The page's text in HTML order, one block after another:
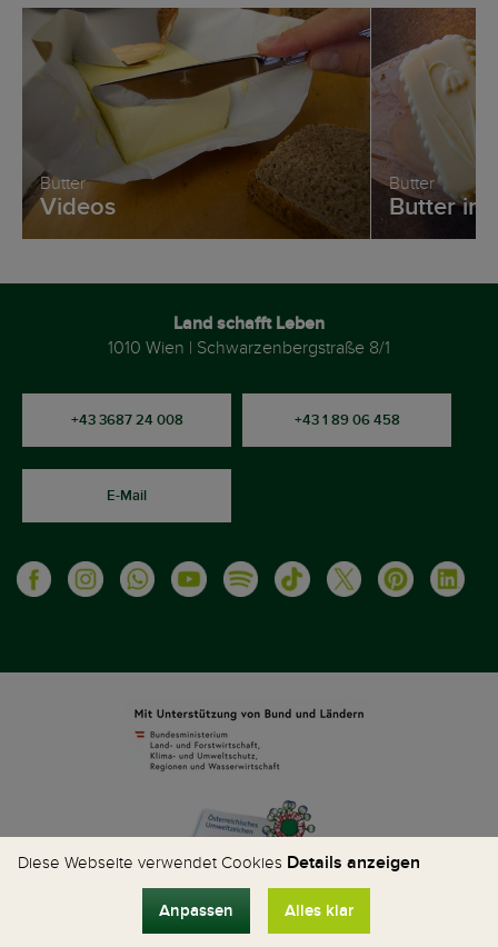
Butter
Videos
Butter
Butter in
Land schafft Leben
1010 Wien | Schwarzenbergstraße 8/1
+43 3687 24 008 +43 1 89 06 458
E-Mail
Diese Webseite verwendet Cookies Details anzeigen
Anpassen Alles klar